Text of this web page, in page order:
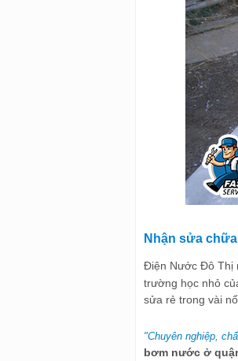
Nhận sửa
Điện Nước Đô Thị
trường học nhỏ
sửa rẻ trong vài
"Chuyên nghiệp,
bơm nước ở